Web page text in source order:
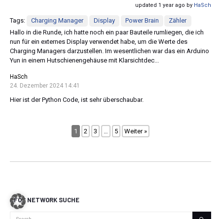
updated 1 year ago by HaSch
Tags: Charging Manager Display Power Brain
Zähler
Hallo in die Runde, ich hatte noch ein paar Bauteile rumliegen, die ich
nun für ein externes Display verwendet habe, um die Werte des
Charging Managers darzustellen. Im wesentlichen war das ein Arduino
Yun in einem Hutschienengehäuse mit Klarsichtdec...
HaSch
24. Dezember 2024 14:41
Hier ist der Python Code, ist sehr überschaubar.
1 2 3 … 5 Weiter »
CFOS NETWORK SUCHE